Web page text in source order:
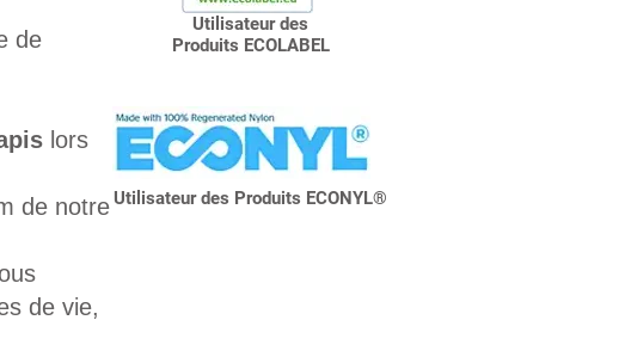
de
lors
de notre
de vie,
Utilisateur des
Produits ECOLABEL
Utilisateur des Produits ECONYL®